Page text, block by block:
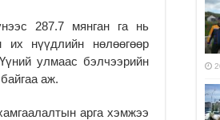
287.7 мянган га нь
нүүдлийн нөлөөгөөр
улмаас бэлчээрийн
аж.
арга хэмжээ